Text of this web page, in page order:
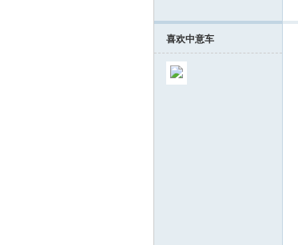
喜欢中意车